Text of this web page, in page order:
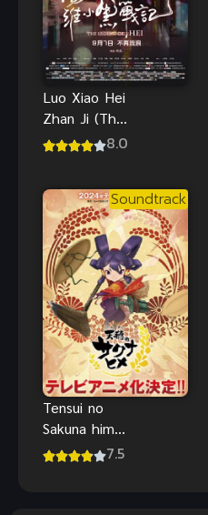
Luo Xiao Hei
Zhan Ji (The
Legend of
พากย์ไทย
8.0
Soundtrack
Tensui no
Sakuna hime
เจ้าหญิงซาคุ7.5